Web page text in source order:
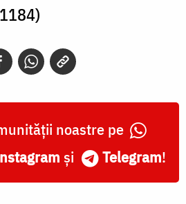
noastre pe
și Telegram!